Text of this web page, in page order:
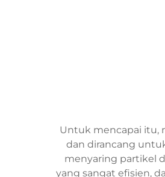
Untuk mencapai itu,
dan dirancang
menyaring partikel
yang sangat efisien,